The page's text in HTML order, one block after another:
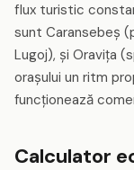
flux turistic
sunt Caransebeș
Lugoj), și Oravița
orașului un ritm
funcționează
Calculator